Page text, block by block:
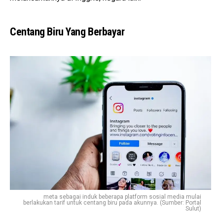
Centang Biru Yang Berbayar
meta sebagai induk beberapa platform sosial media mulai
berlakukan tarif untuk centang biru pada akunnya. (Sumber: Portal
Sulut)